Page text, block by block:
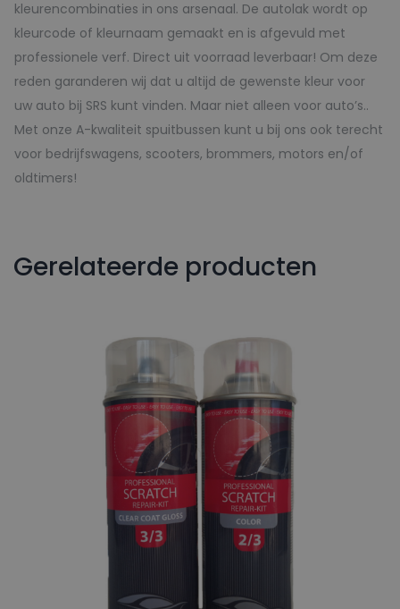
kleurencombinaties in ons arsenaal. De autolak wordt op
kleurcode of kleurnaam gemaakt en is afgevuld met
professionele verf. Direct uit voorraad leverbaar! Om deze
reden garanderen wij dat u altijd de gewenste kleur voor
uw auto bij SRS kunt vinden. Maar niet alleen voor auto’s..
Met onze A-kwaliteit spuitbussen kunt u bij ons ook terecht
voor bedrijfswagens, scooters, brommers, motors en/of
oldtimers!
Gerelateerde producten